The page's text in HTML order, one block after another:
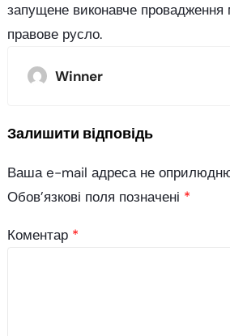
запущене виконавче
правове русло.
Winner
Залишити відповідь
Ваша e-mail адреса не
Обов’язкові поля позначені *
Коментар *